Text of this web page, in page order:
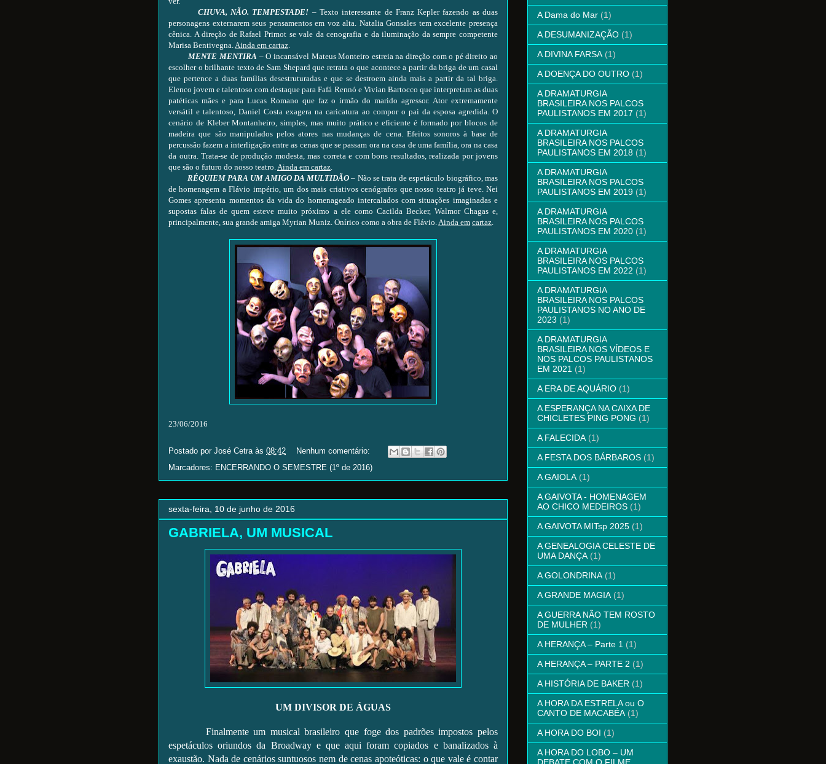
CHUVA, NÃO. TEMPESTADE! – Texto interessante de Franz Kepler fazendo as duas
personagens externarem seus pensamentos em voz alta. Natalia Gonsales tem excelente presença
cênica. A direção de Rafael Primot se vale da cenografia e da iluminação da sempre competente
Marisa Bentivegna.Ainda em cartaz.
MENTE MENTIRA – O incansável Mateus Monteiro estreia na direção com o pé direito ao
escolher o brilhante texto de Sam Shepard que retrata o que acontece a partir da briga de um casal
que pertence a duas famílias desestruturadas e que se destroem ainda mais a partir da tal briga.
Elenco jovem e talentoso com destaque para Fafá Rennó e Vivian Bartocco que interpretam as duas
patéticas mães e para Lucas Romano que faz o irmão do marido agressor. Ator extremamente
versátil e talentoso, Daniel Costa exagera na caricatura ao compor o pai da esposa agredida. O
cenário de Kleber Montanheiro, simples, mas muito prático e eficiente é formado por blocos de
madeira que são manipulados pelos atores nas mudanças de cena. Efeitos sonoros à base de
percussão fazem a interligação entre as cenas que se passam ora na casa de uma família, ora na casa
da outra. Trata-se de produção modesta, mas correta e com bons resultados, realizada por jovens
que são o futuro do nosso teatro.Ainda em cartaz.
RÉQUIEM PARA UM AMIGO DA MULTIDÃO– Não se trata de espetáculo biográfico, mas
de homenagem a Flávio império, um dos mais criativos cenógrafos que nosso teatro já teve. Nei
Gomes apresenta momentos da vida do homenageado intercalados com situações imaginadas e
supostas falas de quem esteve muito próximo a ele como Cacilda Becker, Walmor Chagas e,
principalmente, sua grande amiga Myrian Muniz. Onírico como a obra de Flávio.Ainda em cartaz.
23/06/2016
Postado por José Cetra às 08:42
Nenhum comentário:
Marcadores: ENCERRANDO O SEMESTRE (1º de 2016)
sexta-feira, 10 de junho de 2016
GABRIELA, UM MUSICAL
UM DIVISOR DE ÁGUAS
Finalmente um musical brasileiro que foge dos padrões impostos pelos
espetáculos oriundos da Broadway e que aqui foram copiados e banalizados à
exaustão. Nada de cenários suntuosos nem de cenas apoteóticas: o que vale é contar
A Dama do Mar (1)
A DESUMANIZAÇÃO (1)
A DIVINA FARSA (1)
A DOENÇA DO OUTRO (1)
A DRAMATURGIA
BRASILEIRA NOS PALCOS
PAULISTANOS EM 2017 (1)
A DRAMATURGIA
BRASILEIRA NOS PALCOS
PAULISTANOS EM 2018 (1)
A DRAMATURGIA
BRASILEIRA NOS PALCOS
PAULISTANOS EM 2019 (1)
A DRAMATURGIA
BRASILEIRA NOS PALCOS
PAULISTANOS EM 2020 (1)
A DRAMATURGIA
BRASILEIRA NOS PALCOS
PAULISTANOS EM 2022 (1)
A DRAMATURGIA
BRASILEIRA NOS PALCOS
PAULISTANOS NO ANO DE
2023 (1)
A DRAMATURGIA
BRASILEIRA NOS VÍDEOS E
NOS PALCOS PAULISTANOS
EM 2021 (1)
A ERA DE AQUÁRIO (1)
A ESPERANÇA NA CAIXA DE
CHICLETES PING PONG (1)
A FALECIDA (1)
A FESTA DOS BÁRBAROS (1)
A GAIOLA (1)
A GAIVOTA - HOMENAGEM
AO CHICO MEDEIROS (1)
A GAIVOTA MITsp 2025 (1)
A GENEALOGIA CELESTE DE
UMA DANÇA (1)
A GOLONDRINA (1)
A GRANDE MAGIA (1)
A GUERRA NÃO TEM ROSTO
DE MULHER (1)
A HERANÇA – Parte 1 (1)
A HERANÇA – PARTE 2 (1)
A HISTÓRIA DE BAKER (1)
A HORA DA ESTRELA ou O
CANTO DE MACABÉA (1)
A HORA DO BOI (1)
A HORA DO LOBO – UM
DEBATE COM O FILME